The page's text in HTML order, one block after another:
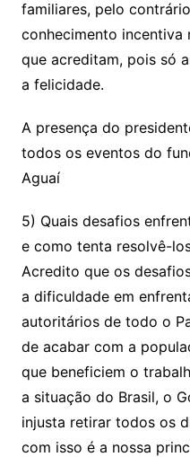
familiares, pelo
conhecimento incentiva
que acreditam, pois só
a felicidade.
A presença do
todos os eventos do
Aguaí
5) Quais desafios
e como tenta resolvê-
Acredito que os
a dificuldade em
autoritários de todo o
de acabar com a
que beneficiem o
a situação do Brasil, o
injusta retirar todos os
com isso é a nossa